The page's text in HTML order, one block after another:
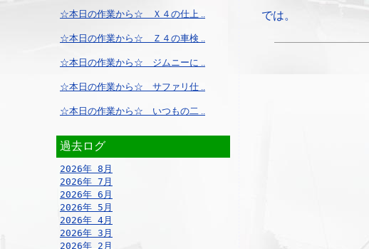
☆本日の作業から☆ Ｘ４の仕上 ..
☆本日の作業から☆ Ｚ４の車検 ..
☆本日の作業から☆ ジムニーに ..
☆本日の作業から☆ サファリ仕 ..
☆本日の作業から☆ いつもの二 ..
過去ログ
2026年 8月
2026年 7月
2026年 6月
2026年 5月
2026年 4月
2026年 3月
2026年 2月
では。